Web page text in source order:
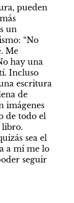
pueden
un
“No
Me
hay una
Incluso
escritura
de
imágenes
de todo el
libro.
sea el
a mí me lo
seguir